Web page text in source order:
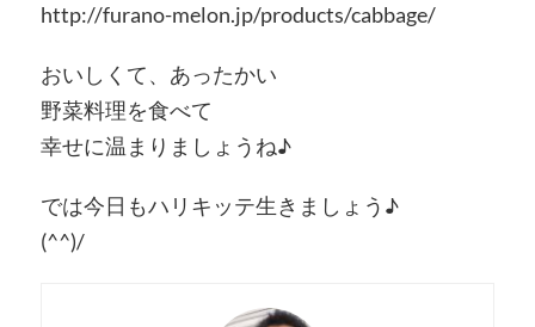
http://furano-melon.jp/products/cabbage/
おいしくて、あったかい
野菜料理を食べて
幸せに温まりましょうね♪
では今日もハリキッテ生きましょう♪
(^^)/